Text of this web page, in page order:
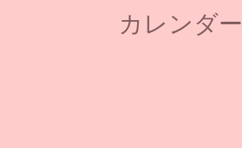
カレンダー